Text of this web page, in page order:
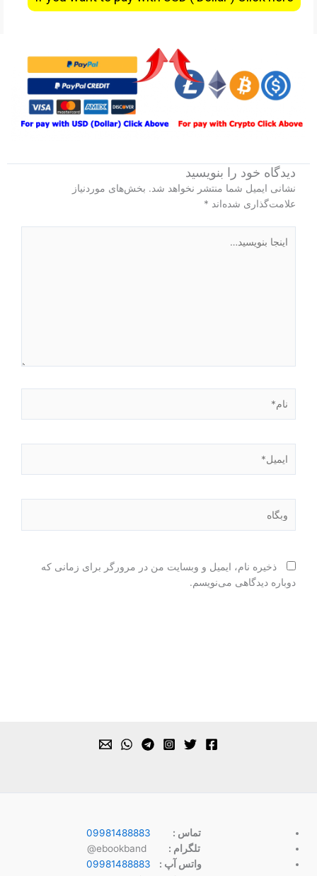
دیدگاه‌ خود را بنویسید
نشانی ایمیل شما منتشر نخواهد شد. بخش‌های موردنیاز
علامت‌گذاری شده‌اند *
بنویسید…
ذخیره نام، ایمیل و وبسایت من در مرورگر برای زمانی که
دوباره دیدگاهی می‌نویسم.
تماس :
09981488883
تلگرام :
واتس آپ :
09981488883